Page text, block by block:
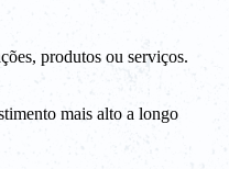
produtos ou serviços.
mais alto a longo